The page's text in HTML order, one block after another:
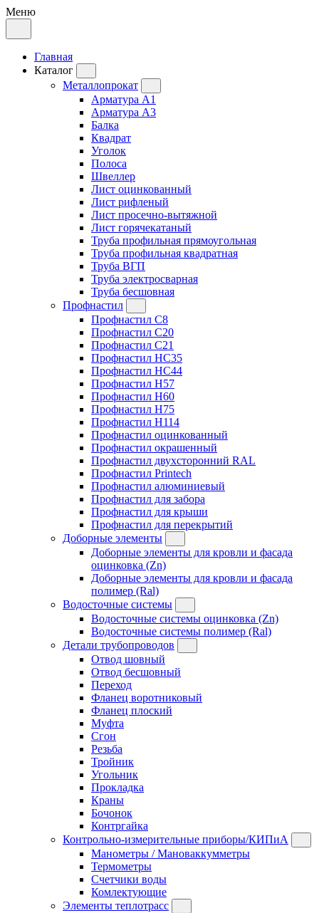
Меню
Главная
Каталог
Металлопрокат
Арматура А1
Арматура А3
Балка
Квадрат
Уголок
Полоса
Швеллер
Лист оцинкованный
Лист рифленый
Лист просечно-вытяжной
Лист горячекатаный
Труба профильная прямоугольная
Труба профильная квадратная
Труба ВГП
Труба электросварная
Труба бесшовная
Профнастил
Профнастил C8
Профнастил C20
Профнастил C21
Профнастил HC35
Профнастил HC44
Профнастил H57
Профнастил H60
Профнастил H75
Профнастил H114
Профнастил оцинкованный
Профнастил окрашенный
Профнастил двухсторонний RAL
Профнастил Printech
Профнастил алюминиевый
Профнастил для забора
Профнастил для крыши
Профнастил для перекрытий
Доборные элементы
Доборные элементы для кровли и фасада
оцинковка (Zn)
Доборные элементы для кровли и фасада
полимер (Ral)
Водосточные системы
Водосточные системы оцинковка (Zn)
Водосточные системы полимер (Ral)
Детали трубопроводов
Отвод шовный
Отвод бесшовный
Переход
Фланец воротниковый
Фланец плоский
Муфта
Сгон
Резьба
Тройник
Угольник
Прокладка
Краны
Бочонок
Контргайка
Контрольно-измерительные приборы/КИПиА
Манометры / Мановаккумметры
Термометры
Счетчики воды
Комлектующие
Элементы теплотрасс